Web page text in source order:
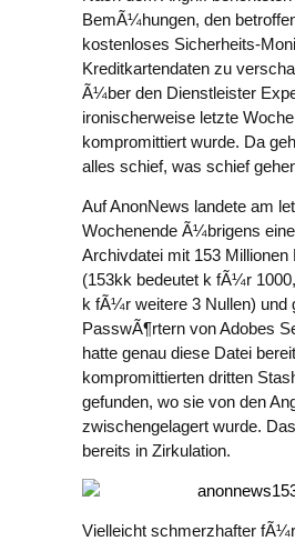
BemÃ¼hungen, den
kostenloses Sicherheits-
Kreditkartendaten zu
Ã¼ber den Dienstleister
ironischerweise letzte
kompromittiert wurde. Da
alles schief, was schief
Auf AnonNews landete am
Wochenende Ã¼brigens
Archivdatei mit 153 Millionen
(153kk bedeutet k fÃ¼r
k fÃ¼r weitere 3 Nullen) und
PasswÃ¶rtern von Adobes
hatte genau diese Datei
kompromittierten dritten
gefunden, wo sie von den
zwischengelagert wurde.
bereits in Zirkulation.
Vielleicht schmerzhafter